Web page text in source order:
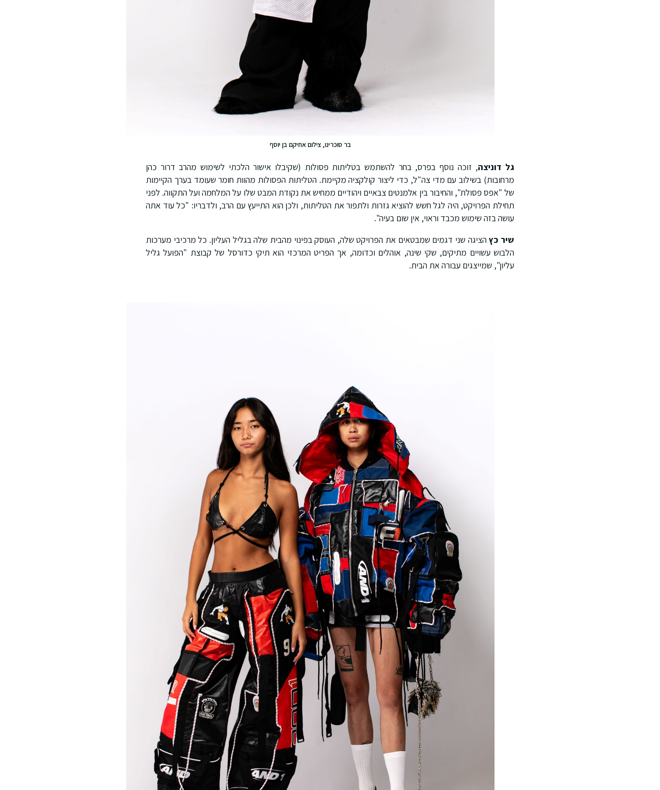
בר סוכרינו, צילום אחיקם בן יוסף
גל דוניצה, זוכה נוסף בפרס, בחר להשתמש בטליתות פסולות (שקיבלו אישור הלכתי לשימוש מהרב דרור כהן
מרחובות) בשילוב עם מדי צה"ל, כדי ליצור קולקציה מקיימת. הטליתות הפסולות מהוות חומר שעומד בערך הקיימות
של "אפס פסולת", והחיבור בין אלמנטים צבאיים ויהודיים ממחיש את נקודת המבט שלו על המלחמה ועל התקווה. לפני
תחילת הפרויקט, היה לגל חשש להוציא גזרות ולתפור את הטליתות, ולכן הוא התייעץ עם הרב, ולדבריו: "כל עוד אתה
עושה בזה שימוש מכבד וראוי, אין שום בעיה".
שיר כץהציגה שני דגמים שמבטאים את הפרויקט שלה, העוסק בפינוי מהבית שלה בגליל העליון. כל מרכיבי מערכות
הלבוש עשויים מתיקים, שקי שינה, אוהלים וכדומה, אך הפריט המרכזי הוא תיקי כדורסל של קבוצת "הפועל גליל
עליון", שמייצגים עבורה את הבית.